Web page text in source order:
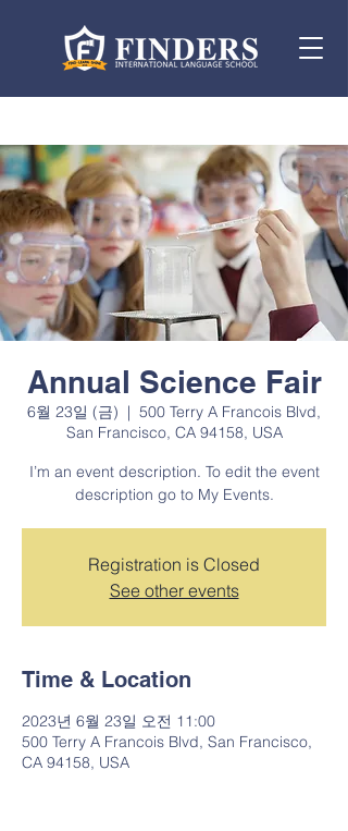
Annual Science Fair
6월 23일 (금)
  |
500 Terry A Francois Blvd,
San Francisco, CA 94158, USA
I’m an event description. To edit the event
description go to My Events.
Registration is Closed
See other events
Time & Location
2023년 6월 23일 오전 11:00
500 Terry A Francois Blvd, San Francisco,
CA 94158, USA